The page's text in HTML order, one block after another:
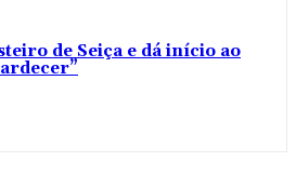
de Seiça e dá início ao